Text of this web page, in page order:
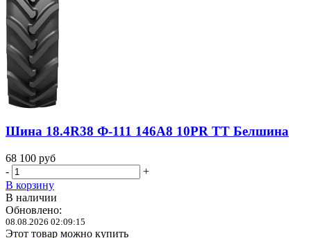
Шина 18.4R38 Ф-111 146A8 10PR TT Белшина
68 100 руб
-
+
В корзину
В наличии
Обновлено:
08.08.2026 02:09:15
Этот товар можно купить